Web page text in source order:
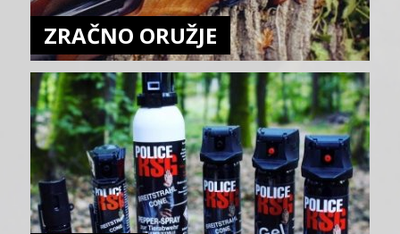
ZRAČNO ORUŽJE